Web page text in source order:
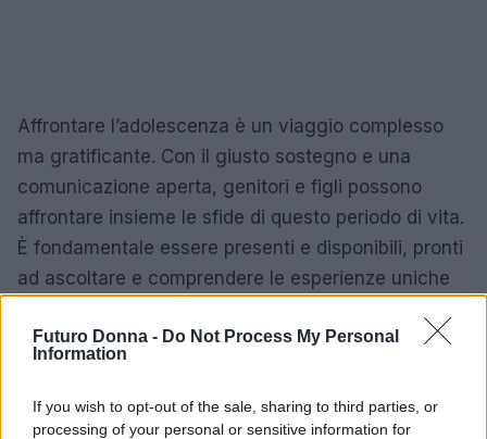
Futuro Donna - Do Not Process My Personal
Information
If you wish to opt-out of the sale, sharing to third parties, or
processing of your personal or sensitive information for
Affrontare l’adolescenza è un viaggio complesso
ma gratificante. Con il giusto sostegno e una
comunicazione aperta, genitori e figli possono
affrontare insieme le sfide di questo periodo di vita.
È fondamentale essere presenti e disponibili, pronti
ad ascoltare e comprendere le esperienze uniche
Staff